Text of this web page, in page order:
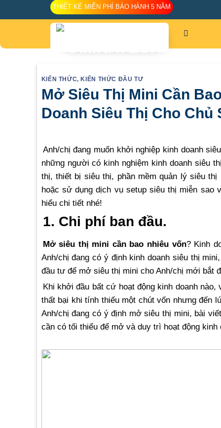
to
THIẾT KẾ MIỄN PHÍ BẢO HÀNH 5 NĂM
KIẾN THỨC, KIẾN THỨC ĐẦU TƯ
Mở Siêu Thị Mini Cần
Doanh Siêu Thị Cho Chủ
Anh/chị đang muốn khởi nghiệp kinh doanh
những người có kinh nghiệm kinh doanh siêu
thị, thiết bị siêu thị, phần mềm quản lý siêu
hoặc sử dụng dịch vụ setup siêu thị miễn sao
hiểu chi tiết nhé!
1. Chi phí ban đầu.
Mở siêu thị mini cần bao nhiêu vốn? Kinh
Anh/chị đang có ý định kinh doanh siêu thị
đầu tư để mở siêu thị mini cho Anh/chị mới bắt
Khi khởi đầu bất cứ hoạt động kinh doanh
thất bại khi tính thiếu một chút vốn nhưng đến
Anh/chị đang có ý định mở siêu thị mini, bài
cần có tối thiểu để mở và duy trì hoạt động kinh